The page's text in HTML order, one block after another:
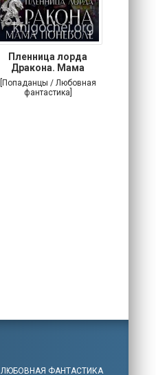
Пленница лорда
Дракона. Мама
поневоле
[Попаданцы / Любовная
фантастика]
ЛЮБОВНАЯ ФАНТАСТИКА